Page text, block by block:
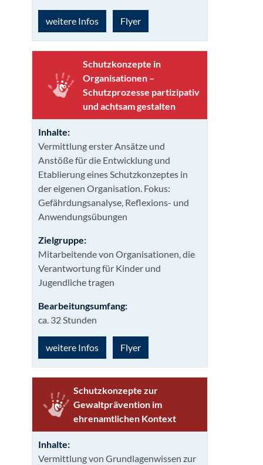
weitere Infos Flyer
Schutzkonzepte in
Organisa­tionen –
Schutzprozesse partizipativ
und achtsam gestalten
Inhalte:
Vermittlung erster Ansätze und
Anstöße für die Entwicklung und
Etablierung eines Schutzkonzeptes in
der eigenen Organisation. Fokus:
Gefährdungsanalyse, Reflexions- und
Anwendungsübungen
Zielgruppe:
Mitarbeitende von Organisationen, die
Verantwortung für Kinder und
Jugendliche tragen
Bearbeitungsumfang:
ca. 32 Stunden
weitere Infos Flyer
Schutzkonzepte zur
Gewaltpräven­tion im
ehrenamtlichen Kontext
Inhalte:
Vermittlung von Grundlagenwissen zur